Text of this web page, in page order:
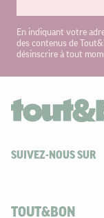
En indiquant votre
des contenus de
désinscrire à tout
SUIVEZ-NOUS SUR
TOUT&BON